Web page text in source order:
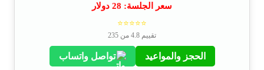
سعر الجلسة: 28 دولار
⭐⭐⭐⭐⭐
تقييم 4.8 من 235
الحجز والمواعيد تواصل واتساب